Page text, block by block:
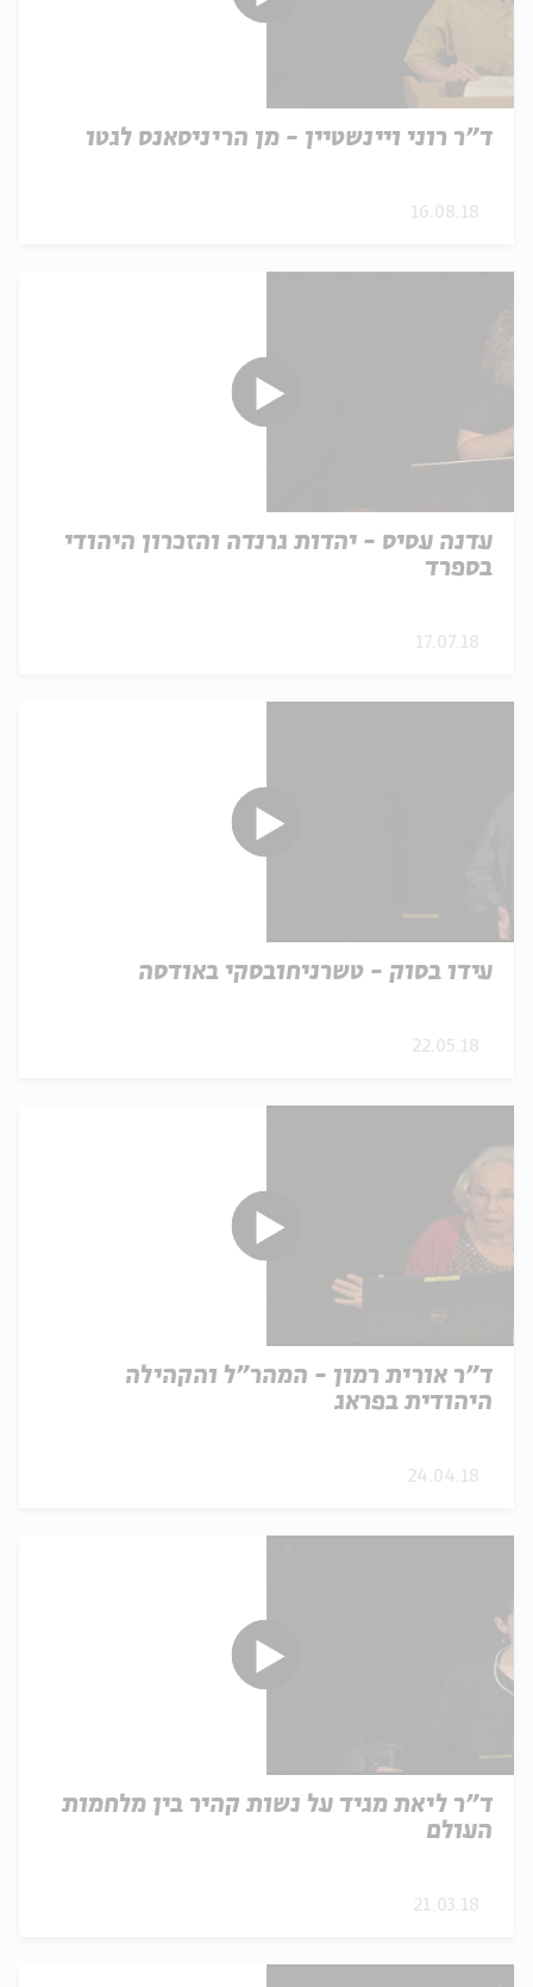
ד"ר רוני ויינשטיין - מן הריניסאנס לגטו
16.08.18
עדנה עסיס - יהדות גרנדה והזכרון היהודי
בספרד
17.07.18
עידו בסוק - טשרניחובסקי באודסה
22.05.18
ד"ר אורית רמון - המהר"ל והקהילה
היהודית בפראג
24.04.18
ד"ר ליאת מגיד על נשות קהיר בין מלחמות
העולם
21.03.18